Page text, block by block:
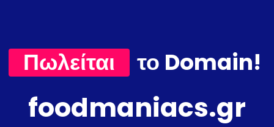
Πωλείται το Domain!
foodmaniacs.gr